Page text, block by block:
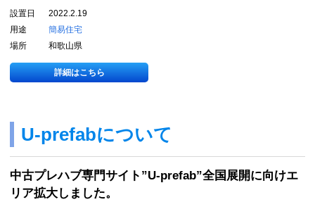
設置日
2022.2.19
用途
簡易住宅
場所
和歌山県
詳細はこちら
U-prefabについて
中古プレハブ専門サイト”U-prefab”全国展開に向けエ
リア拡大しました。